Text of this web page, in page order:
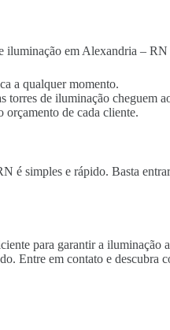
iluminação em Alexandria –
a qualquer momento.
torres de iluminação cheguem
orçamento de cada cliente.
é simples e rápido. Basta
para garantir a
Entre em contato e